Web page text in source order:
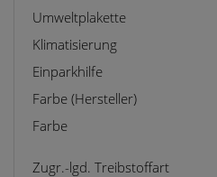
Umweltplakette
Klimatisierung
Einparkhilfe
Farbe (Hersteller)
Farbe
Zugr.-lgd. Treibstoffart